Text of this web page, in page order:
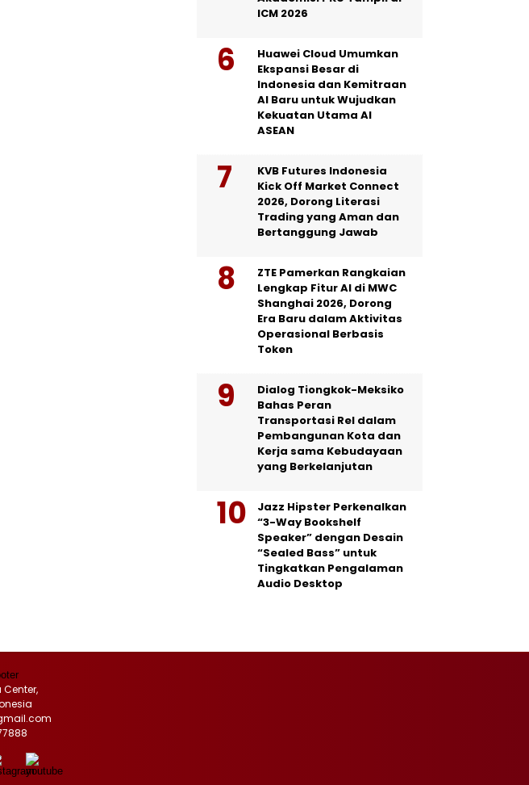
ICM 2026
Huawei Cloud Umumkan
Ekspansi Besar di
Indonesia dan Kemitraan
AI Baru untuk Wujudkan
Kekuatan Utama AI
ASEAN
KVB Futures Indonesia
Kick Off Market Connect
2026, Dorong Literasi
Trading yang Aman dan
Bertanggung Jawab
ZTE Pamerkan Rangkaian
Lengkap Fitur AI di MWC
Shanghai 2026, Dorong
Era Baru dalam Aktivitas
Operasional Berbasis
Token
Dialog Tiongkok-Meksiko
Bahas Peran
Transportasi Rel dalam
Pembangunan Kota dan
Kerja sama Kebudayaan
yang Berkelanjutan
Jazz Hipster Perkenalkan
“3-Way Bookshelf
Speaker” dengan Desain
“Sealed Bass” untuk
Tingkatkan Pengalaman
Audio Desktop